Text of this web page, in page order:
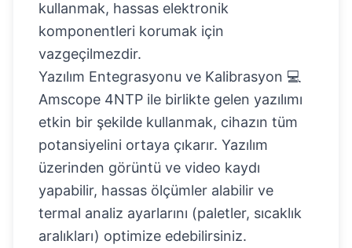
kullanmak, hassas elektronik
komponentleri korumak için
vazgeçilmezdir.
Yazılım Entegrasyonu ve Kalibrasyon 💻
Amscope 4NTP ile birlikte gelen yazılımı
etkin bir şekilde kullanmak, cihazın tüm
potansiyelini ortaya çıkarır. Yazılım
üzerinden görüntü ve video kaydı
yapabilir, hassas ölçümler alabilir ve
termal analiz ayarlarını (paletler, sıcaklık
aralıkları) optimize edebilirsiniz.